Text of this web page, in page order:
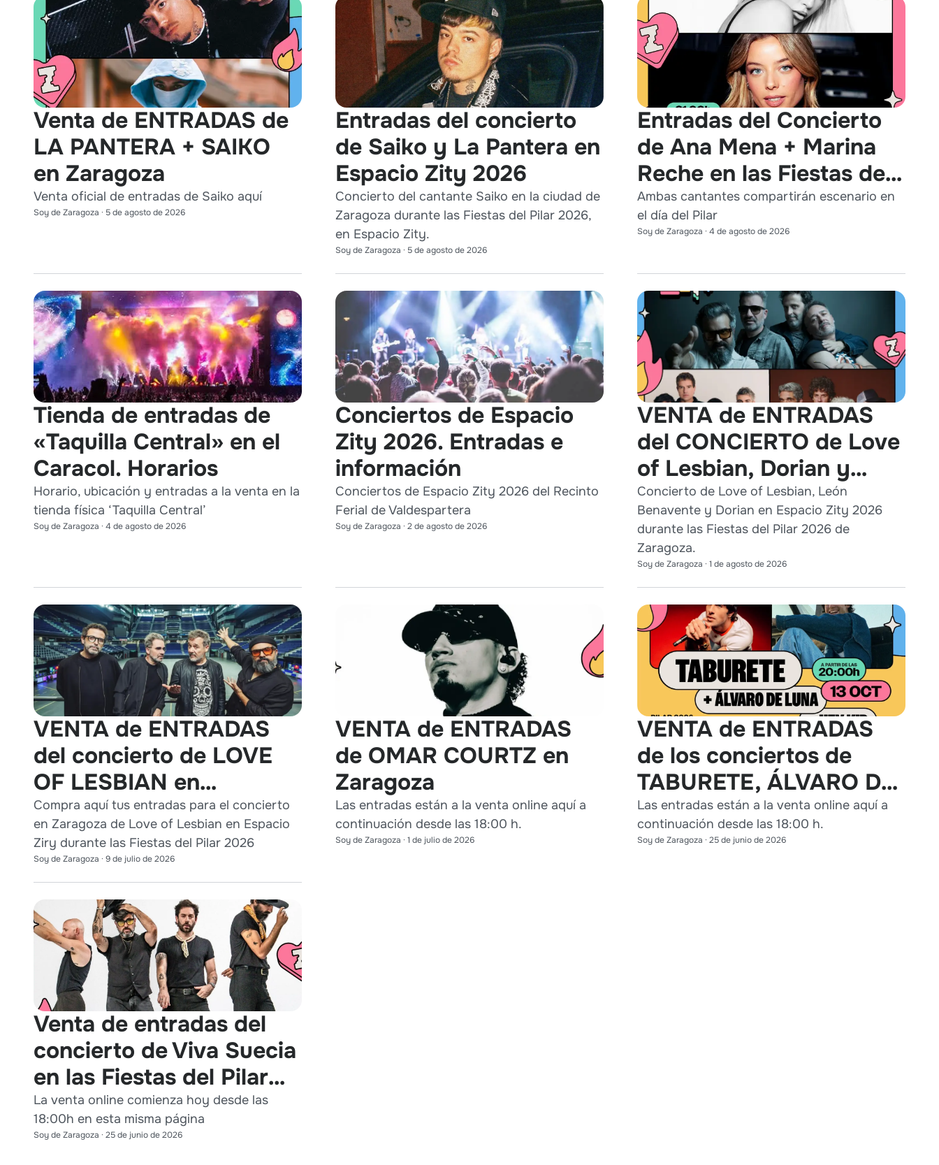
Venta de ENTRADAS de
LA PANTERA + SAIKO
en Zaragoza
Venta oficial de entradas de Saiko aquí
Soy de Zaragoza · 5 de agosto de 2026
Entradas del concierto
de Saiko y La Pantera en
Espacio Zity 2026
Concierto del cantante Saiko en la ciudad de
Zaragoza durante las Fiestas del Pilar 2026,
en Espacio Zity.
Soy de Zaragoza · 5 de agosto de 2026
Entradas del Concierto
de Ana Mena + Marina
Reche en las Fiestas del
Pilar 2026
Ambas cantantes compartirán escenario en
el día del Pilar
Soy de Zaragoza · 4 de agosto de 2026
Tienda de entradas de
«Taquilla Central» en el
Caracol. Horarios
Horario, ubicación y entradas a la venta en la
tienda física ‘Taquilla Central’
Soy de Zaragoza · 4 de agosto de 2026
Conciertos de Espacio
Zity 2026. Entradas e
información
Conciertos de Espacio Zity 2026 del Recinto
Ferial de Valdespartera
Soy de Zaragoza · 2 de agosto de 2026
VENTA de ENTRADAS
del CONCIERTO de Love
of Lesbian, Dorian y
León Benavente en
Zaragoza 2026
Concierto de Love of Lesbian, León
Benavente y Dorian en Espacio Zity 2026
durante las Fiestas del Pilar 2026 de
Zaragoza.
Soy de Zaragoza · 1 de agosto de 2026
VENTA de ENTRADAS
del concierto de LOVE
OF LESBIAN en
Zaragoza durante Pilares
2026
Compra aquí tus entradas para el concierto
en Zaragoza de Love of Lesbian en Espacio
Ziry durante las Fiestas del Pilar 2026
Soy de Zaragoza · 9 de julio de 2026
VENTA de ENTRADAS
de OMAR COURTZ en
Zaragoza
Las entradas están a la venta online aquí a
continuación desde las 18:00 h.
Soy de Zaragoza · 1 de julio de 2026
VENTA de ENTRADAS
de los conciertos de
TABURETE, ÁLVARO DE
LUNA y HEY KID en
Zaragoza
Las entradas están a la venta online aquí a
continuación desde las 18:00 h.
Soy de Zaragoza · 25 de junio de 2026
Venta de entradas del
concierto de Viva Suecia
en las Fiestas del Pilar
2026
La venta online comienza hoy desde las
18:00h en esta misma página
Soy de Zaragoza · 25 de junio de 2026